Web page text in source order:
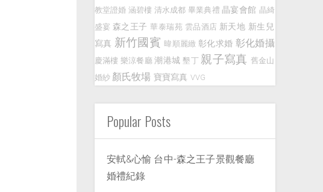
教堂證婚 涵碧樓 清水成都 畢業典禮 晶宴會館 晶綺
盛宴 森之王子 華泰瑞苑 雲品酒店 新天地 新生兒
寫真 新竹國賓 暐順麗緻 彰化求婚 彰化婚攝
慶滿樓 樂涼餐廳 潮港城 墾丁 親子寫真 舊金山
婚紗 顏氏牧場 寶寶寫真 VVG
Popular Posts
安軾&心愉 台中-森之王子景觀餐廳
婚禮紀錄